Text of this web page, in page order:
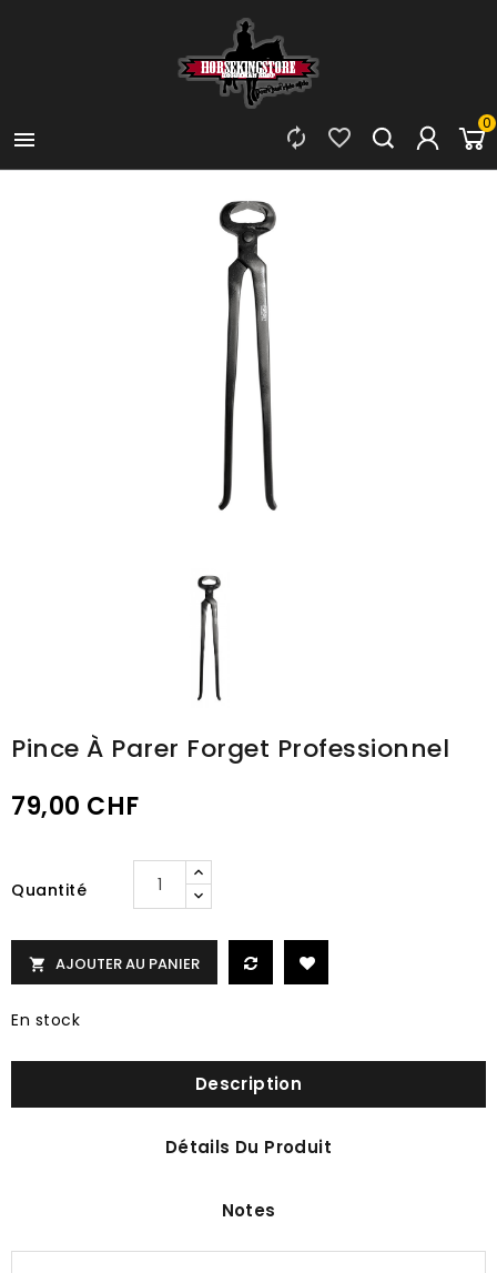

0


Pince À Parer Forget Professionnel
79,00 CHF
Quantité
 AJOUTER AU PANIER
En stock
Description
Détails Du Produit
Notes